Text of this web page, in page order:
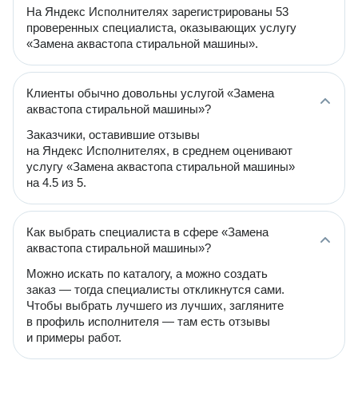
На Яндекс Исполнителях зарегистрированы 53
проверенных специалиста, оказывающих услугу
«Замена аквастопа стиральной машины».
Клиенты обычно довольны услугой «Замена
аквастопа стиральной машины»?
Заказчики, оставившие отзывы
на Яндекс Исполнителях, в среднем оценивают
услугу «Замена аквастопа стиральной машины»
на 4.5 из 5.
Как выбрать специалиста в сфере «Замена
аквастопа стиральной машины»?
Можно искать по каталогу, а можно создать
заказ — тогда специалисты откликнутся сами.
Чтобы выбрать лучшего из лучших, загляните
в профиль исполнителя — там есть отзывы
и примеры работ.